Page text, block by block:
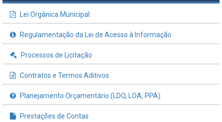
INFORMAÇÕES ÚTEIS
Lei Orgânica Municipal
Regulamentação da Lei de Acesso à Informação
Processos de Licitação
Contratos e Termos Aditivos
Planejamento Orçamentário (LDO, LOA, PPA)